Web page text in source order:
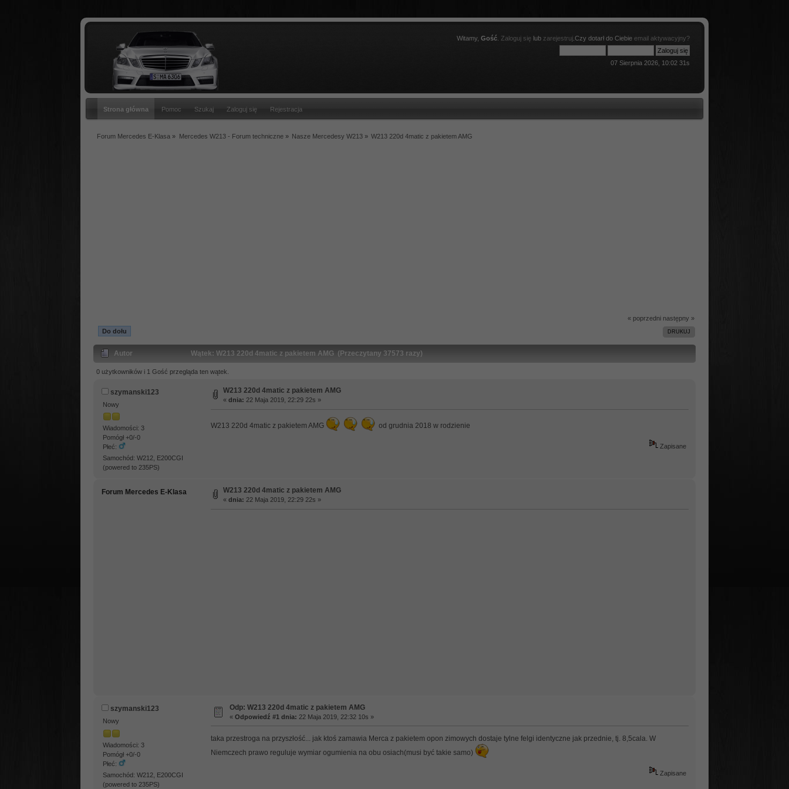
Witamy, Gość Zaloguj się lub zarejestruj .Czy dotarł do Ciebie email aktywacyjny?
07 Sierpnia 2026, 10:02 31s
Strona główna Pomoc Szukaj Zaloguj się Rejestracja
Forum Mercedes E-Klasa » Mercedes W213 - Forum techniczne» Nasze Mercedesy W213» W213 220d 4matic z pakietem AMG
« poprzedni następny »
DRUKUJ
Do dołu
Autor Wątek: W213 220d 4matic z pakietem AMG (Przeczytany 37573 razy)
0 użytkowników i 1 Gość przegląda ten wątek.
szymanski123
Nowy
Wiadomości: 3
Pomógł +0/-0
Płeć:
Samochód: W212, E200CGI
(powered to 235PS)
W213 220d 4matic z pakietem AMG
« dnia: 22 Maja 2019, 22:29 22s »
W213 220d 4matic z pakietem AMG od grudnia 2018 w rodzienie
Zapisane
Forum Mercedes E-Klasa W213 220d 4matic z pakietem AMG
« dnia: 22 Maja 2019, 22:29 22s »
szymanski123
Nowy
Wiadomości: 3
Pomógł +0/-0
Płeć:
Samochód: W212, E200CGI
(powered to 235PS)
Odp: W213 220d 4matic z pakietem AMG
« Odpowiedź #1 dnia: 22 Maja 2019, 22:32 10s »
taka przestroga na przyszłość... jak ktoś zamawia Merca z pakietem opon zimowych dostaje tylne felgi identyczne jak przednie, tj. 8,5cala. W
Niemczech prawo reguluje wymiar ogumienia na obu osiach(musi być takie samo)
Zapisane